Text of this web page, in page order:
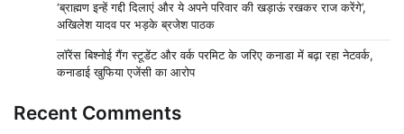
‘ब्राह्मण इन्हें गद्दी दिलाएं और ये अपने परिवार की खड़ाऊं रखकर राज करेंगे’,
अखिलेश यादव पर भड़के ब्रजेश पाठक
लॉरेंस बिश्नोई गैंग स्टूडेंट और वर्क परमिट के जरिए कनाडा में बढ़ा रहा नेटवर्क,
कनाडाई खुफिया एजेंसी का आरोप
Recent Comments